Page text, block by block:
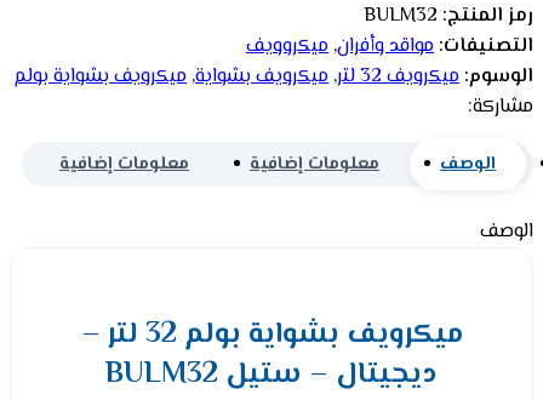
رمز المنتج: BULM32
التصنيفات: مواقد وأفران, ميكروويف
الوسوم: ميكرويف 32 لتر , ميكرويف بشواية, ميكرويف بشواية بولم
مشاركة:
الوصف معلومات إضافية معلومات إضافية
الوصف
ميكرويف بشواية بولم 32 لتر –
ديجيتال – ستيل BULM32